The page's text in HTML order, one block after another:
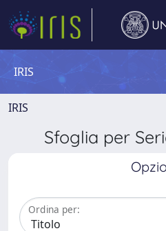
IRIS
IRIS
Sfoglia per
Ordina per: